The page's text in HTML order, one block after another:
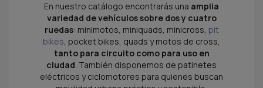
En nuestro catálogo encontrarás una amplia
variedad de vehículos sobre dos y cuatro
ruedas: minimotos, miniquads, minicross, pit
bikes, pocket bikes, quads y motos de cross,
tanto para circuito como para uso en
ciudad. También disponemos de patinetes
eléctricos y ciclomotores para quienes buscan